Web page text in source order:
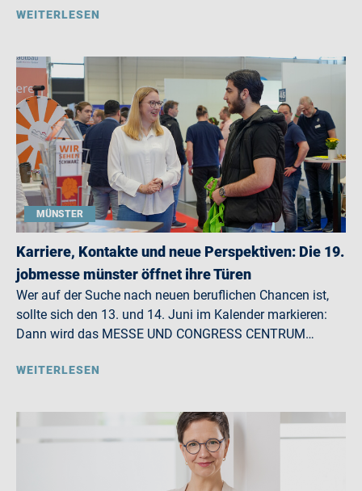
WEITERLESEN
MÜNSTER
Karriere, Kontakte und neue Perspektiven: Die 19.
jobmesse münster öffnet ihre Türen
Wer auf der Suche nach neuen beruflichen Chancen ist,
sollte sich den 13. und 14. Juni im Kalender markieren:
Dann wird das MESSE UND CONGRESS CENTRUM…
WEITERLESEN